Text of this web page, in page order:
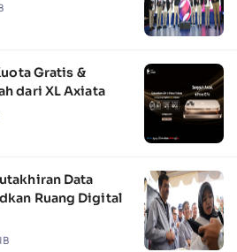
Gratis &
dari XL Axiata
Data
Ruang Digital